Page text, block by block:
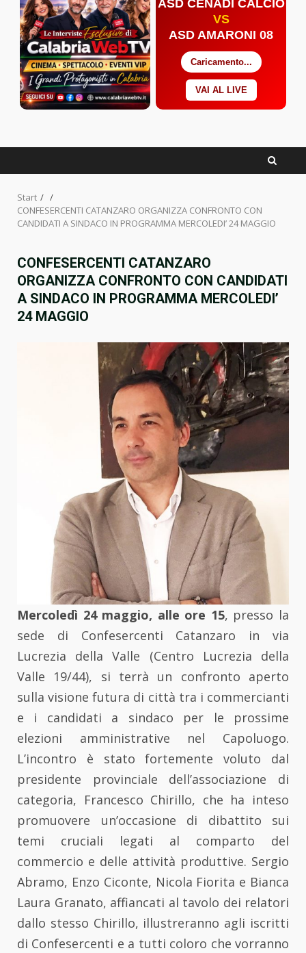
ASD CENADI CALCIO
VS
ASD AMARONI 08
Caricamento...
VAI AL LIVE
Start
CONFESERCENTI CATANZARO ORGANIZZA CONFRONTO CON
CANDIDATI A SINDACO IN PROGRAMMA MERCOLEDI’ 24 MAGGIO
CONFESERCENTI CATANZARO
ORGANIZZA CONFRONTO CON CANDIDATI
A SINDACO IN PROGRAMMA MERCOLEDI’
24 MAGGIO
Mercoledì 24 maggio, alle ore 15, presso la
sede di Confesercenti Catanzaro in via
Lucrezia della Valle (Centro Lucrezia della
Valle 19/44), si terrà un confronto aperto
sulla visione futura di città tra i commercianti
e i candidati a sindaco per le prossime
elezioni amministrative nel Capoluogo.
L’incontro è stato fortemente voluto dal
presidente provinciale dell’associazione di
categoria, Francesco Chirillo, che ha inteso
promuovere un’occasione di dibattito sui
temi cruciali legati al comparto del
commercio e delle attività produttive. Sergio
Abramo, Enzo Ciconte, Nicola Fiorita e Bianca
Laura Granato, affiancati al tavolo dei relatori
dallo stesso Chirillo, illustreranno agli iscritti
di Confesercenti e a tutti coloro che vorranno